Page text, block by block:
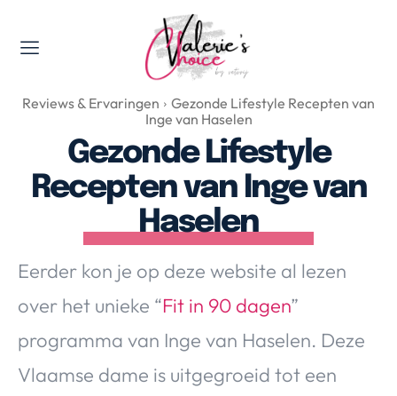
Valerie's Topics
Travel & Culture
Food & Drinks
Happyness & Opmerkelijk
Lifestyle, Sport & Duurzaamheid
Gadgets & Tech
Top 5 van Valerie
Health & Beauty
Huis & Tuin
Nieuws & Media
Reviews & Ervaringen
Gezonde Lifestyle Recepten van
Inge van Haselen
Gezonde Lifestyle
Recepten van Inge van
Haselen
Eerder kon je op deze website al lezen
over het unieke “Fit in 90 dagen”
programma van Inge van Haselen. Deze
Vlaamse dame is uitgegroeid tot een